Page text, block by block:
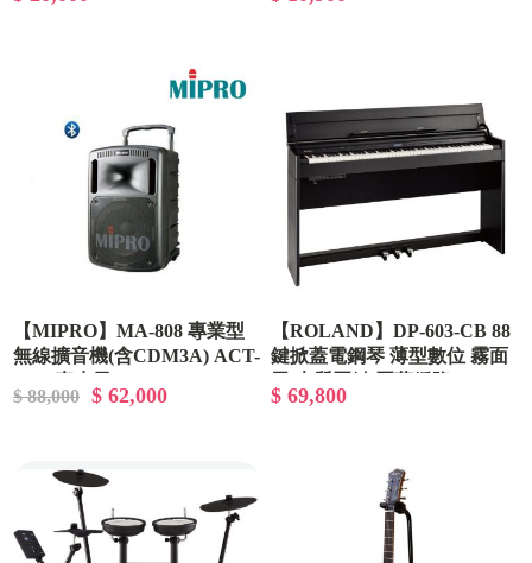
【MIPRO】MA-808 專業型
無線擴音機(含CDM3A) ACT-
$ 88,000 $ 62,000
【ROLAND】DP-603-CB 88
鍵掀蓋電鋼琴 薄型數位 霧面
$ 69,800